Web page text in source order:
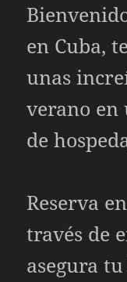
en Cuba,
unas
verano en
de
Reserva
través de
asegura